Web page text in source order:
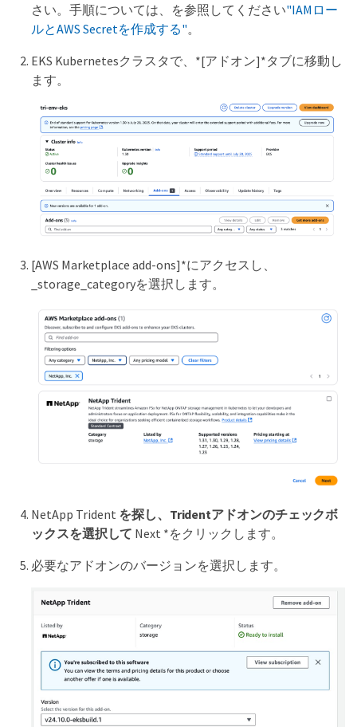
さい。手順については、を参照してください"IAMロー
ルとAWS Secretを作成する"。
EKS Kubernetesクラスタで、*[アドオン]*タブに移動し
ます。
[AWS Marketplace add-ons]*にアクセスし、
_storage_categoryを選択します。
NetApp Trident を探し、Tridentアドオンのチェックボ
ックスを選択して Next *をクリックします。
必要なアドオンのバージョンを選択します。